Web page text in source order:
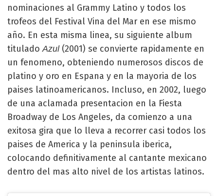
nominaciones al Grammy Latino y todos los
trofeos del Festival Vina del Mar en ese mismo
año. En esta misma linea, su siguiente album
tituladoAzul (2001) se convierte rapidamente en
un fenomeno, obteniendo numerosos discos de
platino y oro en Espana y en la mayoria de los
paises latinoamericanos. Incluso, en 2002, luego
de una aclamada presentacion en la Fiesta
Broadway de Los Angeles, da comienzo a una
exitosa gira que lo lleva a recorrer casi todos los
paises de America y la peninsula iberica,
colocando definitivamente al cantante mexicano
dentro del mas alto nivel de los artistas latinos.